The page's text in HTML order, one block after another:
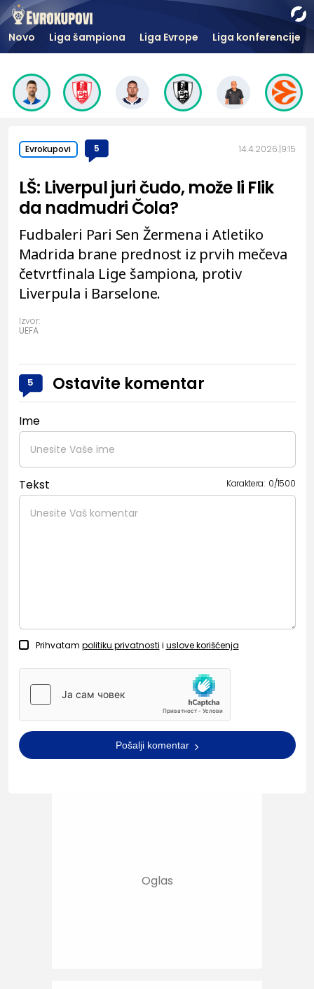
Novo Liga šampiona Liga Evrope Liga konferencije
Evrokupovi 5 14.4.2026. 9:15
LŠ: Liverpul juri čudo, može li Flik
da nadmudri Čola?
Fudbaleri Pari Sen Žermena i Atletiko
Madrida brane prednost iz prvih mečeva
četvrtfinala Lige šampiona, protiv
Liverpula i Barselone.
Izvor:
UEFA
5 Ostavite komentar
Ime
Tekst Karaktera: 0/1500
Prihvatam politiku privatnosti i uslove korišćenja
Pošalji komentar